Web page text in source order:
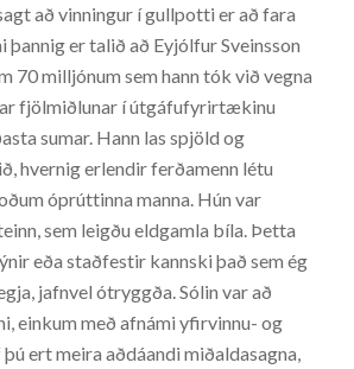
að vinningur í gullpotti er að fara
þannig er talið að Eyjólfur Sveinsson
70 milljónum sem hann tók við vegna
fjölmiðlunar í útgáfufyrirtækinu
sumar. Hann las spjöld og
hvernig erlendir ferðamenn létu
óprúttinna manna. Hún var
sem leigðu eldgamla bíla. Þetta
eða staðfestir kannski það sem ég
jafnvel ótryggða. Sólin var að
einkum með afnámi yfirvinnu- og
ert meira aðdáandi miðaldasagna,